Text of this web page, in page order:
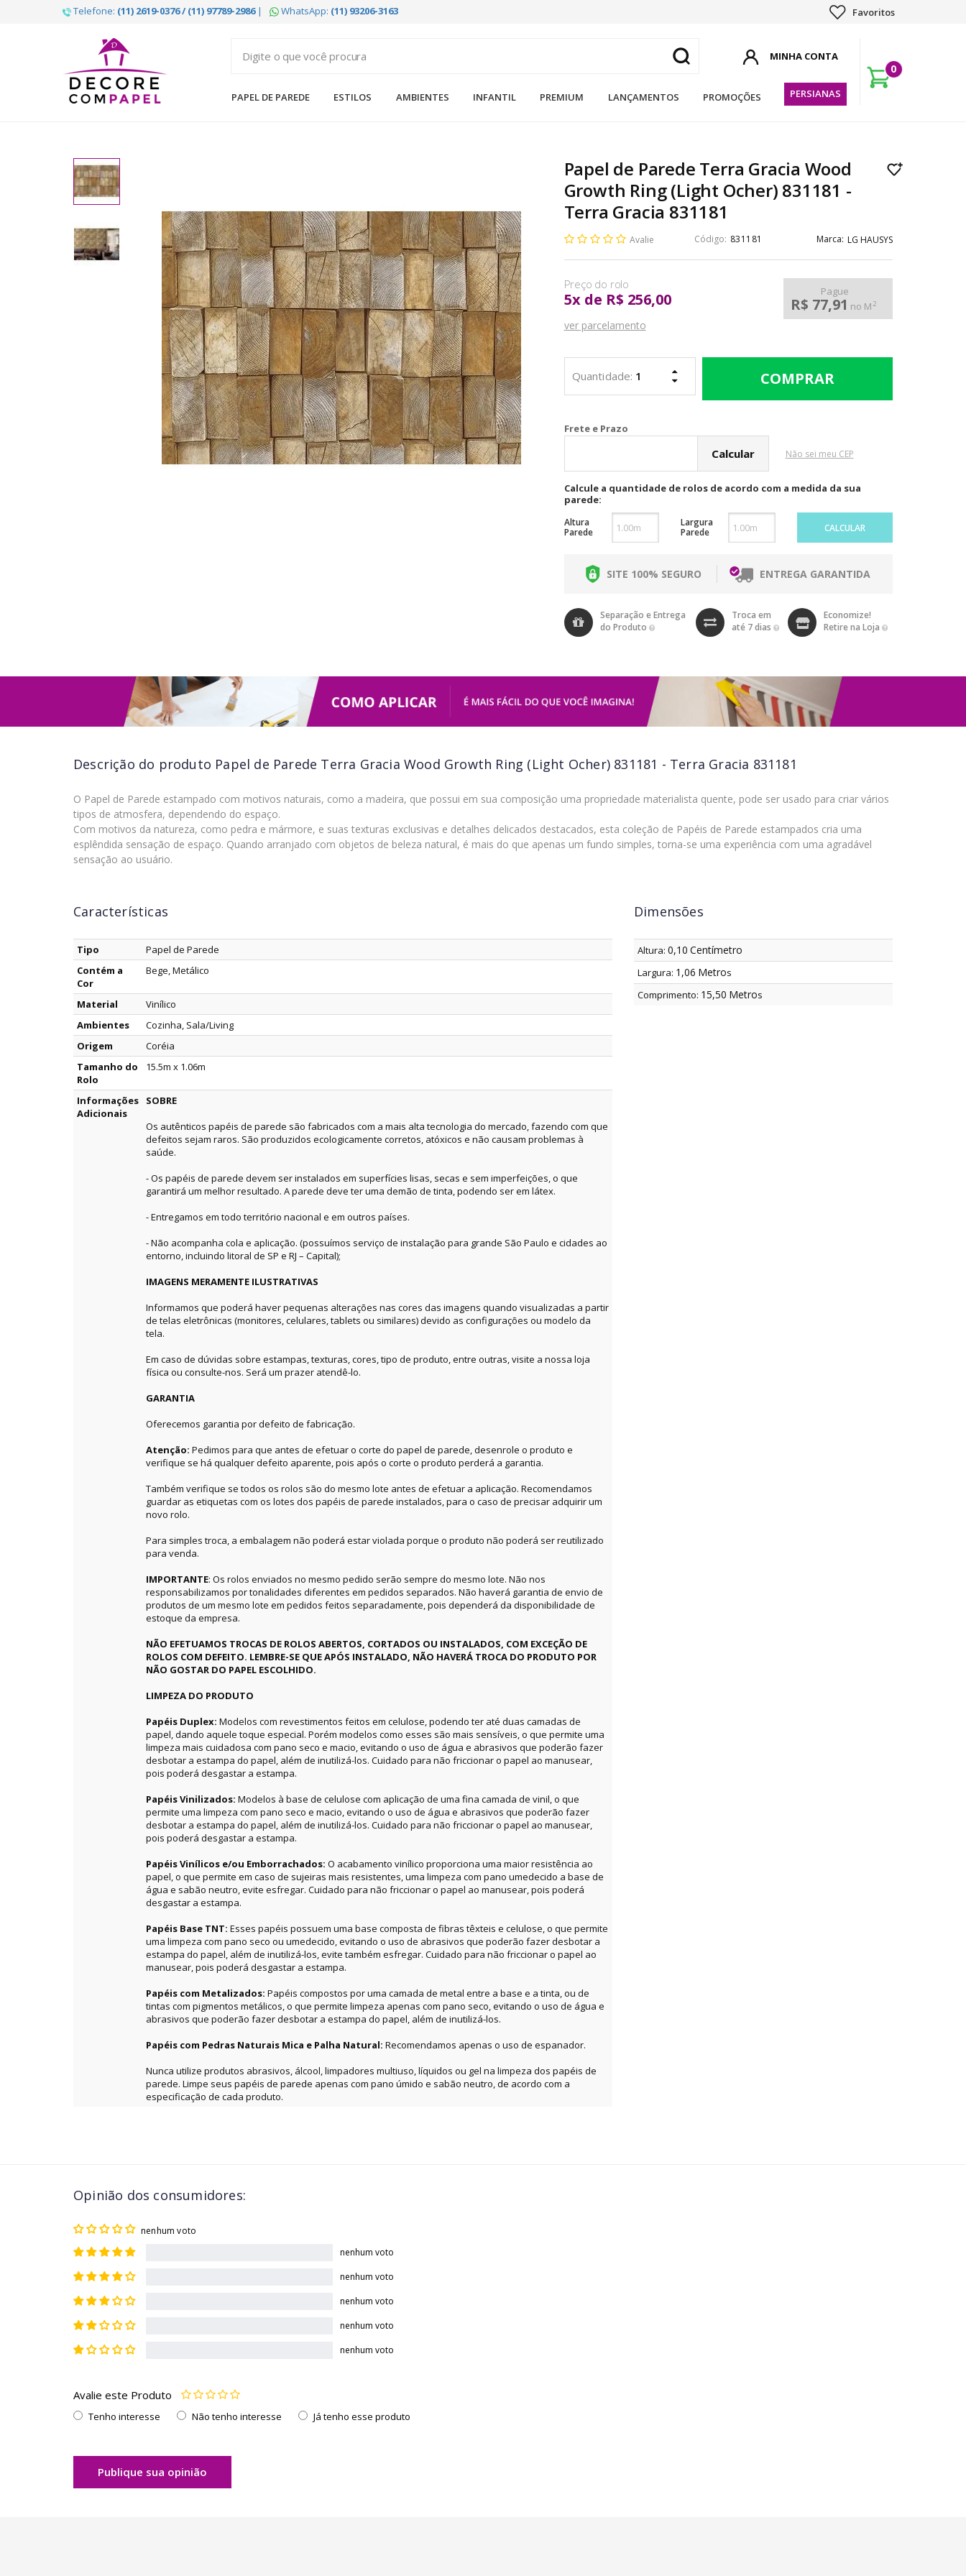
Telefone: (11) 2619-0376 / (11) 97789-2986| WhatsApp: (11) 93206-3163 Favoritos
PAPEL DE PAREDE ESTILOS AMBIENTES INFANTIL PREMIUM LANÇAMENTOS PROMOÇÕES PERSIANAS
0
Decore
com
papel
pioneira
em
venda
de
Internet
Papel de Parede Terra Gracia Wood
Growth Ring (Light Ocher) 831181 -
Terra Gracia 831181
Avalie 831181 LG HAUSYS
5xde R$ 256,00 Pague
R$ 77,91 no M2
ver parcelamento
Não sei meu CEP
Calcule a quantidade de rolos de acordo com a medida da sua
parede:
Altura
Parede
Largura
Parede
CALCULAR
SITE 100% SEGURO ENTREGA GARANTIDA
Separação e Entrega
do Produto
Troca em
até 7 dias
Economize!
Retire na Loja
Descrição do produto Papel de Parede Terra Gracia Wood Growth Ring (Light Ocher) 831181 - Terra Gracia 831181
O Papel de Parede estampado com motivos naturais, como a madeira, que possui em sua composição uma propriedade materialista quente, pode ser usado para criar vários
tipos de atmosfera, dependendo do espaço.
Com motivos da natureza, como pedra e mármore, e suas texturas exclusivas e detalhes delicados destacados, esta coleção de Papéis de Parede estampados cria uma
esplêndida sensação de espaço. Quando arranjado com objetos de beleza natural, é mais do que apenas um fundo simples, torna-se uma experiência com uma agradável
sensação ao usuário.
Características
Tipo
Papel de Parede
Contém a
Cor
Bege, Metálico
Material
Vinílico
Ambientes
Cozinha, Sala/Living
Origem
Coréia
Tamanho do
Rolo
15.5m x 1.06m
Informações
Adicionais
SOBRE
Os autênticos papéis de parede são fabricados com a mais alta tecnologia do mercado, fazendo com que
defeitos sejam raros. São produzidos ecologicamente corretos, atóxicos e não causam problemas à
saúde.
- Os papéis de parede devem ser instalados em superfícies lisas, secas e sem imperfeições, o que
garantirá um melhor resultado. A parede deve ter uma demão de tinta, podendo ser em látex.
- Entregamos em todo território nacional e em outros países.
- Não acompanha cola e aplicação. (possuímos serviço de instalação para grande São Paulo e cidades ao
entorno, incluindo litoral de SP e RJ – Capital);
IMAGENS MERAMENTE ILUSTRATIVAS
Informamos que poderá haver pequenas alterações nas cores das imagens quando visualizadas a partir
de telas eletrônicas (monitores, celulares, tablets ou similares) devido as configurações ou modelo da
tela.
Em caso de dúvidas sobre estampas, texturas, cores, tipo de produto, entre outras, visite a nossa loja
física ou consulte-nos. Será um prazer atendê-lo.
GARANTIA
Oferecemos garantia por defeito de fabricação.
Atenção: Pedimos para que antes de efetuar o corte do papel de parede, desenrole o produto e
verifique se há qualquer defeito aparente, pois após o corte o produto perderá a garantia.
Também verifique se todos os rolos são do mesmo lote antes de efetuar a aplicação. Recomendamos
guardar as etiquetas com os lotes dos papéis de parede instalados, para o caso de precisar adquirir um
novo rolo.
Para simples troca, a embalagem não poderá estar violada porque o produto não poderá ser reutilizado
para venda.
IMPORTANTE: Os rolos enviados no mesmo pedido serão sempre do mesmo lote. Não nos
responsabilizamos por tonalidades diferentes em pedidos separados. Não haverá garantia de envio de
produtos de um mesmo lote em pedidos feitos separadamente, pois dependerá da disponibilidade de
estoque da empresa.
NÃO EFETUAMOS TROCAS DE ROLOS ABERTOS, CORTADOS OU INSTALADOS, COM EXCEÇÃO DE
ROLOS COM DEFEITO. LEMBRE-SE QUE APÓS INSTALADO, NÃO HAVERÁ TROCA DO PRODUTO POR
NÃO GOSTAR DO PAPEL ESCOLHIDO.
LIMPEZA DO PRODUTO
Papéis Duplex: Modelos com revestimentos feitos em celulose, podendo ter até duas camadas de
papel, dando aquele toque especial. Porém modelos como esses são mais sensíveis, o que permite uma
limpeza mais cuidadosa com pano seco e macio, evitando o uso de água e abrasivos que poderão fazer
desbotar a estampa do papel, além de inutilizá-los. Cuidado para não friccionar o papel ao manusear,
pois poderá desgastar a estampa.
Papéis Vinilizados: Modelos à base de celulose com aplicação de uma fina camada de vinil, o que
permite uma limpeza com pano seco e macio, evitando o uso de água e abrasivos que poderão fazer
desbotar a estampa do papel, além de inutilizá-los. Cuidado para não friccionar o papel ao manusear,
pois poderá desgastar a estampa.
Papéis Vinílicos e/ou Emborrachados: O acabamento vinílico proporciona uma maior resistência ao
papel, o que permite em caso de sujeiras mais resistentes, uma limpeza com pano umedecido a base de
água e sabão neutro, evite esfregar. Cuidado para não friccionar o papel ao manusear, pois poderá
desgastar a estampa.
Papéis Base TNT: Esses papéis possuem uma base composta de fibras têxteis e celulose, o que permite
uma limpeza com pano seco ou umedecido, evitando o uso de abrasivos que poderão fazer desbotar a
estampa do papel, além de inutilizá-los, evite também esfregar. Cuidado para não friccionar o papel ao
manusear, pois poderá desgastar a estampa.
Papéis com Metalizados: Papéis compostos por uma camada de metal entre a base e a tinta, ou de
tintas com pigmentos metálicos, o que permite limpeza apenas com pano seco, evitando o uso de água e
abrasivos que poderão fazer desbotar a estampa do papel, além de inutilizá-los.
Papéis com Pedras Naturais Mica e Palha Natural: Recomendamos apenas o uso de espanador.
Nunca utilize produtos abrasivos, álcool, limpadores multiuso, líquidos ou gel na limpeza dos papéis de
parede. Limpe seus papéis de parede apenas com pano úmido e sabão neutro, de acordo com a
especificação de cada produto.
Dimensões
Altura: 0,10 Centímetro
Largura: 1,06 Metros
Comprimento: 15,50 Metros
Opinião dos consumidores:
nenhum voto
nenhum voto
nenhum voto
nenhum voto
nenhum voto
nenhum voto
Avalie este Produto
Tenho interesse Não tenho interesse Já tenho esse produto
Publique sua opinião